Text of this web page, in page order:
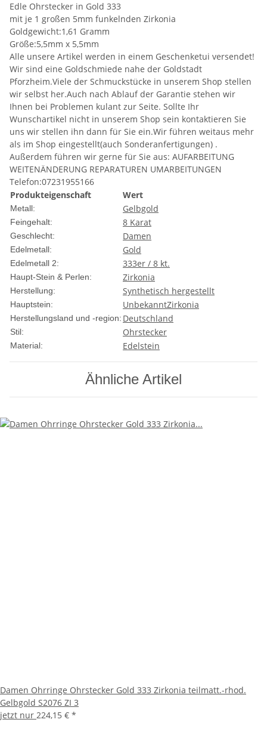
Edle Ohrstecker in Gold 333
mit je 1 großen 5mm funkelnden Zirkonia
Goldgewicht:1,61 Gramm
Größe:5,5mm x 5,5mm
Alle unsere Artikel werden in einem Geschenketui versendet!
Wir sind eine Goldschmiede nahe der Goldstadt
Pforzheim.Viele der Schmuckstücke in unserem Shop stellen
wir selbst her.Auch nach Ablauf der Garantie stehen wir
Ihnen bei Problemen kulant zur Seite. Sollte Ihr
Wunschartikel nicht in unserem Shop sein kontaktieren Sie
uns wir stellen ihn dann für Sie ein.Wir führen weitaus mehr
als im Shop eingestellt(auch Sonderanfertigungen) .
Außerdem führen wir gerne für Sie aus: AUFARBEITUNG
WEITENÄNDERUNG REPARATUREN UMARBEITUNGEN
Telefon:07231955166
Produkteigenschaft
Wert
Metall: Gelbgold
Feingehalt: 8 Karat
Geschlecht: Damen
Edelmetall: Gold
Edelmetall 2: 333er / 8 kt.
Haupt-Stein & Perlen: Zirkonia
Herstellung: Synthetisch hergestellt
Hauptstein: UnbekanntZirkonia
Herstellungsland und -region: Deutschland
Stil: Ohrstecker
Material: Edelstein
Ähnliche Artikel
Damen Ohrringe Ohrstecker Gold 333 Zirkonia teilmatt.-rhod.
Gelbgold S2076 ZI 3
jetzt nur 224,15 € *